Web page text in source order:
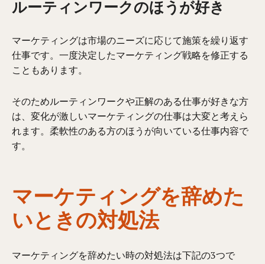
ルーティンワークのほうが好き
マーケティングは市場のニーズに応じて施策を繰り返す
仕事です。一度決定したマーケティング戦略を修正する
こともあります。
そのためルーティンワークや正解のある仕事が好きな方
は、変化が激しいマーケティングの仕事は大変と考えら
れます。柔軟性のある方のほうが向いている仕事内容で
す。
マーケティングを辞めた
いときの対処法
マーケティングを辞めたい時の対処法は下記の3つで